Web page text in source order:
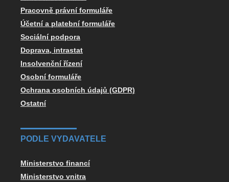
Pracovně právní formuláře
Účetní a platební formuláře
Sociální podpora
Doprava, intrastat
Insolvenční řízení
Osobní formuláře
Ochrana osobních údajů (GDPR)
Ostatní
PODLE VYDAVATELE
Ministerstvo financí
Ministerstvo vnitra